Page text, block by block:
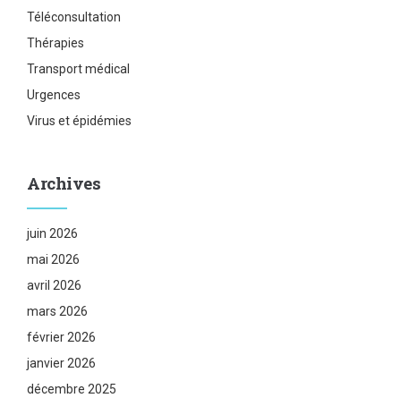
Téléconsultation
Thérapies
Transport médical
Urgences
Virus et épidémies
Archives
juin 2026
mai 2026
avril 2026
mars 2026
février 2026
janvier 2026
décembre 2025